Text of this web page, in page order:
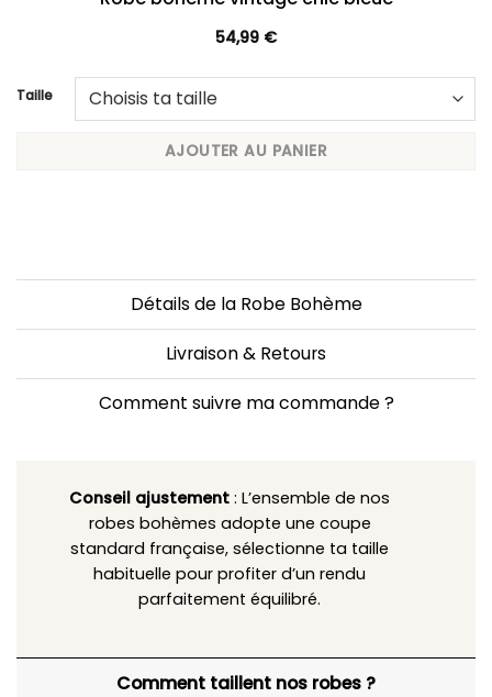
54,99 €
Taille
AJOUTER AU PANIER
Détails de la Robe Bohème
Livraison & Retours
Comment suivre ma commande ?
Conseil ajustement : L’ensemble de nos
robes bohèmes adopte une coupe
standard française, sélectionne ta taille
habituelle pour profiter d’un rendu
parfaitement équilibré.
Comment taillent nos robes ?